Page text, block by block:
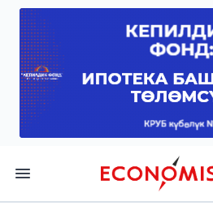
Economist.kg